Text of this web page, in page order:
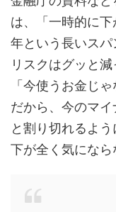
は、「一時的に
年という長いス
リスクはグッと
「今使うお金じ
だから、今のマイ
と割り切れるよ
下が全く気になら